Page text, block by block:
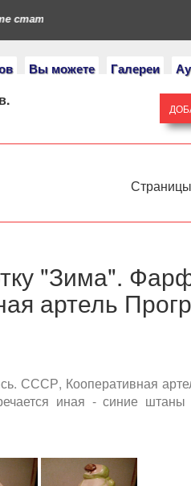
Вы можете Галереи
героями нашего портала.
Страницы
"Зима".
артель
СССР, Кооперативная
иная - синие